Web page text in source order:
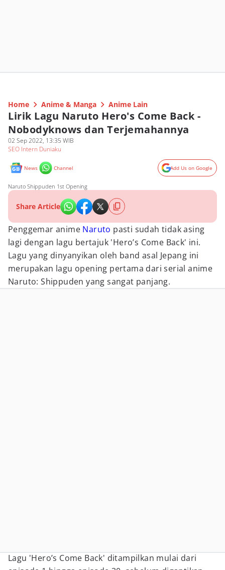
Home Anime & Manga Anime Lain
Lirik Lagu Naruto Hero's Come Back -
Nobodyknows dan Terjemahannya
02 Sep 2022, 13:35 WIB
SEO Intern Duniaku
News Channel Add Us on Google
Naruto Shippuden 1st Opening
Share Article
Penggemar anime Naruto pasti sudah tidak asing
lagi dengan lagu bertajuk 'Hero’s Come Back' ini.
Lagu yang dinyanyikan oleh band asal Jepang ini
merupakan lagu opening pertama dari serial anime
Naruto: Shippuden yang sangat panjang.
Lagu 'Hero’s Come Back' ditampilkan mulai dari